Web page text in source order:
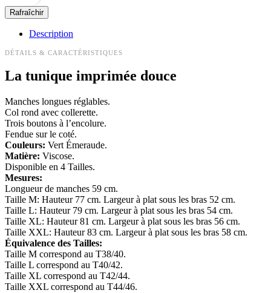
Description
DÉTAILS & CARACTÉRISTIQUES
La tunique imprimée douce
Manches longues réglables.
Col rond avec collerette.
Trois boutons à l’encolure.
Fendue sur le coté.
Couleurs: Vert Émeraude.
Matière: Viscose.
Disponible en 4 Tailles.
Mesures:
Longueur de manches 59 cm.
Taille M: Hauteur 77 cm. Largeur à plat sous les bras 52 cm.
Taille L: Hauteur 79 cm. Largeur à plat sous les bras 54 cm.
Taille XL: Hauteur 81 cm. Largeur à plat sous les bras 56 cm.
Taille XXL: Hauteur 83 cm. Largeur à plat sous les bras 58 cm.
Équivalence des Tailles:
Taille M correspond au T38/40.
Taille L correspond au T40/42.
Taille XL correspond au T42/44.
Taille XXL correspond au T44/46.